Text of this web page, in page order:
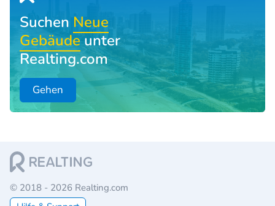
Suchen Neue
Gebäudeunter
Realting.com
Gehen
© 2018 - 2026 Realting.com